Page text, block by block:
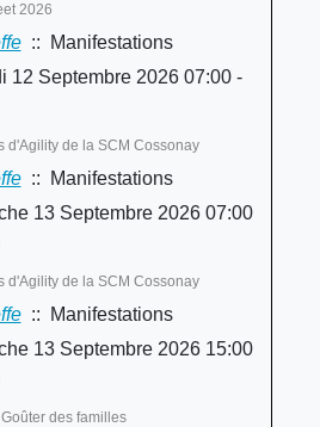
2026
:: Manifestations
12 Septembre 2026 07:00 -
d'Agility de la SCM Cossonay
:: Manifestations
13 Septembre 2026 07:00
d'Agility de la SCM Cossonay
:: Manifestations
13 Septembre 2026 15:00
des familles